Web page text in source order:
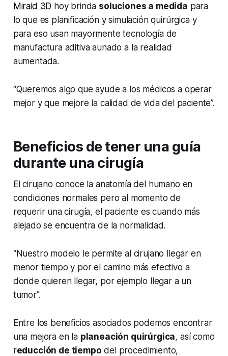
Miraid 3D hoy brinda soluciones a medida para
lo que es planificación y simulación quirúrgica y
para eso usan mayormente tecnología de
manufactura aditiva aunado a la realidad
aumentada.
“Queremos algo que ayude a los médicos a operar
mejor y que mejore la calidad de vida del paciente”.
Beneficios de tener una guía
durante una cirugía
El cirujano conoce la anatomía del humano en
condiciones normales pero al momento de
requerir una cirugía, el paciente es cuando más
alejado se encuentra de la normalidad.
“Nuestro modelo le permite al cirujano llegar en
menor tiempo y por el camino más efectivo a
donde quieren llegar, por ejemplo llegar a un
tumor”.
Entre los beneficios asociados podemos encontrar
una mejora en la planeación quirúrgica, así como
reducción de tiempo del procedimiento,